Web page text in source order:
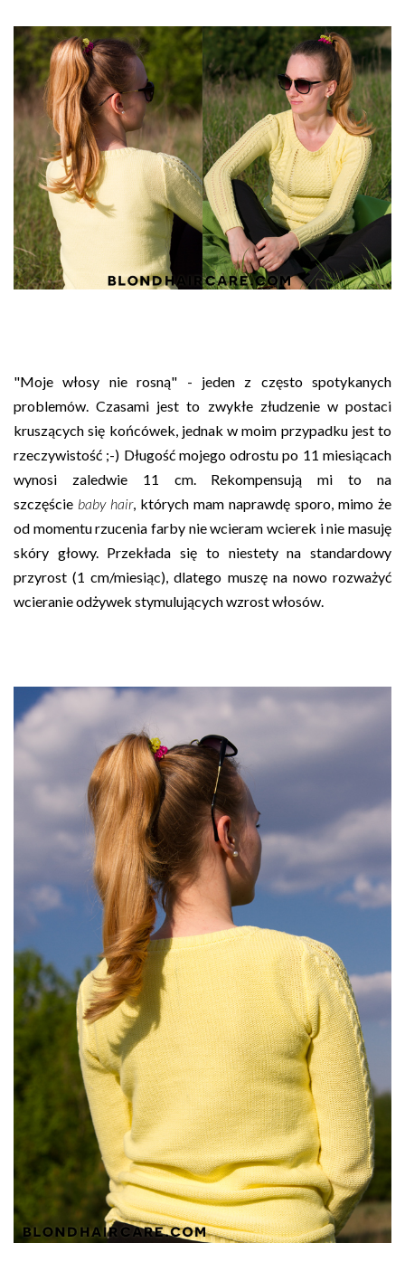
"Moje włosy nie rosną" - jeden z często spotykanych
problemów. Czasami jest to zwykłe złudzenie w postaci
kruszących się końcówek, jednak w moim przypadku jest to
rzeczywistość ;-) Długość mojego odrostu po 11 miesiącach
wynosi zaledwie 11 cm. Rekompensują mi to na
szczęście baby hair, których mam naprawdę sporo, mimo że
od momentu rzucenia farby nie wcieram wcierek i nie masuję
skóry głowy. Przekłada się to niestety na standardowy
przyrost (1 cm/miesiąc), dlatego muszę na nowo rozważyć
wcieranie odżywek stymulujących wzrost włosów.